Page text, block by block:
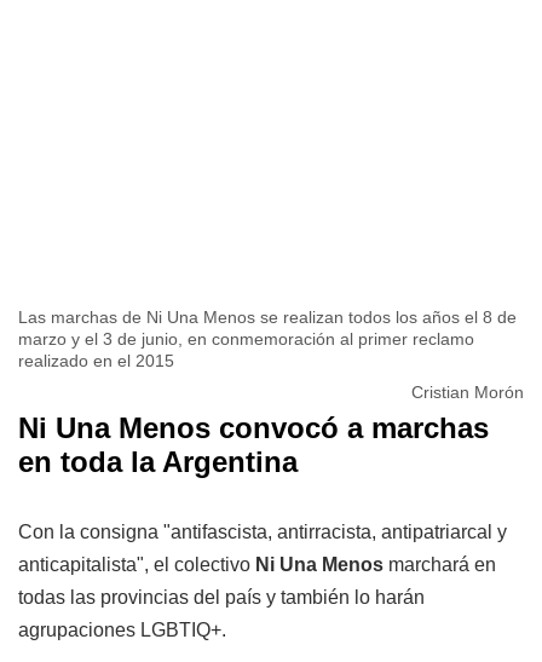
Las marchas de Ni Una Menos se realizan todos los años el 8 de
marzo y el 3 de junio, en conmemoración al primer reclamo
realizado en el 2015
Cristian Morón
Ni Una Menos convocó a marchas
en toda la Argentina
Con la consigna "antifascista, antirracista, antipatriarcal y
anticapitalista", el colectivo Ni Una Menos marchará en
todas las provincias del país y también lo harán
agrupaciones LGBTIQ+.